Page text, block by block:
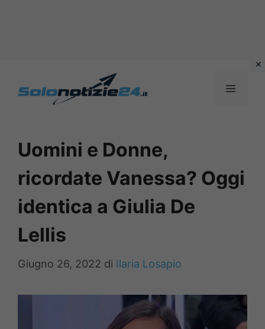
MENU
Uomini e Donne,
ricordate Vanessa? Oggi
identica a Giulia De
Lellis
Giugno 26, 2022 di Ilaria Losapio